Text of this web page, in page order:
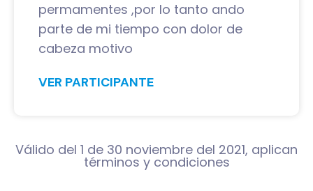
permamentes ,por lo tanto ando
parte de mi tiempo con dolor de
cabeza motivo
VER PARTICIPANTE
Válido del 1 de 30 noviembre del 2021, aplican
términos y condiciones